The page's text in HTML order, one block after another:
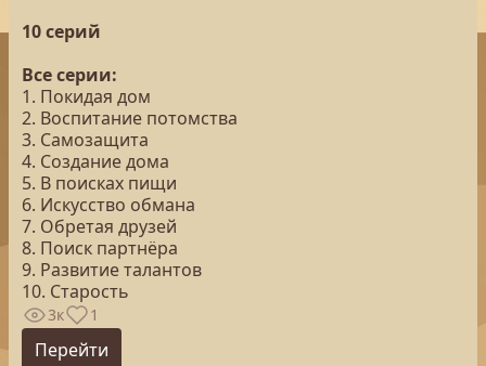
10 серий
Все серии:
1. Покидая дом
2. Воспитание потомства
3. Самозащита
4. Создание дома
5. В поисках пищи
6. Искусство обмана
7. Обретая друзей
8. Поиск партнёра
9. Развитие талантов
10. Старость
3к 1
Перейти